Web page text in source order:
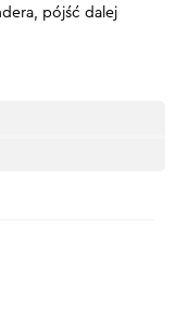
pójść dalej